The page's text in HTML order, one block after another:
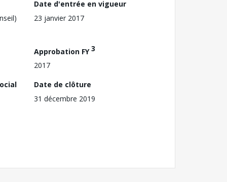
Date d'entrée en vigueur
23 janvier 2017
Approbation FY3
2017
Date de clôture
31 décembre 2019